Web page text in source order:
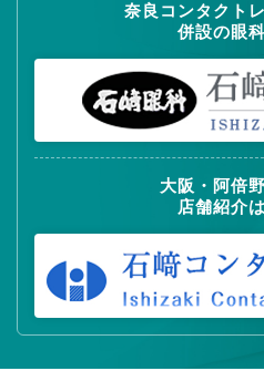
奈良コンタクト
併設の眼
大阪・阿倍
店舗紹介